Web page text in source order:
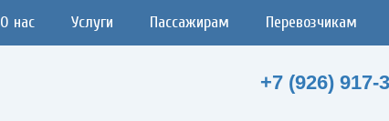
О нас Услуги Пассажирам Перевозчикам
+7 (926)